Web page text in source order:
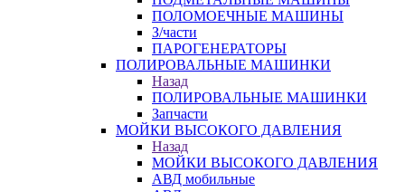
ПОЛОМОЕЧНЫЕ МАШИНЫ
З/части
ПАРОГЕНЕРАТОРЫ
ПОЛИРОВАЛЬНЫЕ МАШИНКИ
Назад
ПОЛИРОВАЛЬНЫЕ МАШИНКИ
Запчасти
МОЙКИ ВЫСОКОГО ДАВЛЕНИЯ
Назад
МОЙКИ ВЫСОКОГО ДАВЛЕНИЯ
АВД мобильные